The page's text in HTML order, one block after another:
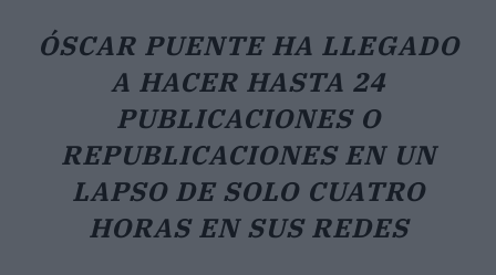
ÓSCAR PUENTE HA LLEGADO
A HACER HASTA 24
PUBLICACIONES O
REPUBLICACIONES EN UN
LAPSO DE SOLO CUATRO
HORAS EN SUS REDES